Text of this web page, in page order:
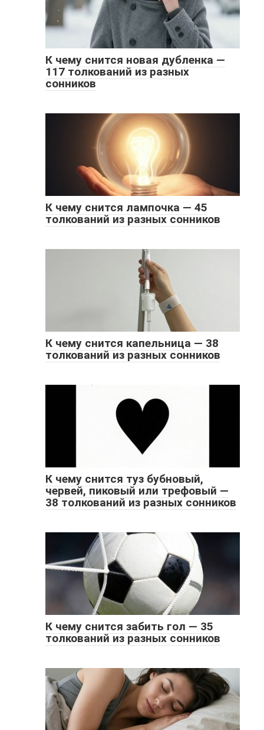
К чему снится новая дубленка —
117 толкований из разных
сонников
К чему снится лампочка — 45
толкований из разных сонников
К чему снится капельница — 38
толкований из разных сонников
К чему снится туз бубновый,
червей, пиковый или трефовый —
38 толкований из разных сонников
К чему снится забить гол — 35
толкований из разных сонников